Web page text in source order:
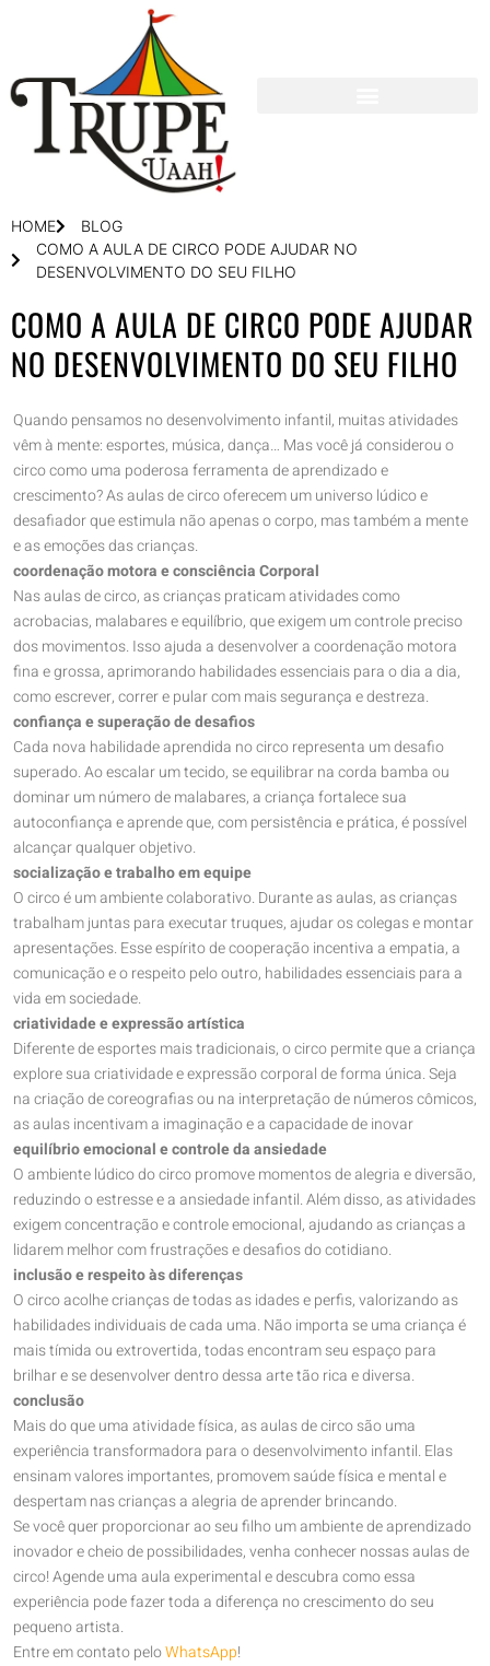
HOME
BLOG
COMO A AULA DE CIRCO PODE AJUDAR NO
DESENVOLVIMENTO DO SEU FILHO
COMO A AULA DE CIRCO PODE AJUDAR
NO DESENVOLVIMENTO DO SEU FILHO
Quando pensamos no desenvolvimento infantil, muitas atividades
vêm à mente: esportes, música, dança… Mas você já considerou o
circo como uma poderosa ferramenta de aprendizado e
crescimento? As aulas de circo oferecem um universo lúdico e
desafiador que estimula não apenas o corpo, mas também a mente
e as emoções das crianças.
coordenação motora e consciência Corporal
Nas aulas de circo, as crianças praticam atividades como
acrobacias, malabares e equilíbrio, que exigem um controle preciso
dos movimentos. Isso ajuda a desenvolver a coordenação motora
fina e grossa, aprimorando habilidades essenciais para o dia a dia,
como escrever, correr e pular com mais segurança e destreza.
confiança e superação de desafios
Cada nova habilidade aprendida no circo representa um desafio
superado. Ao escalar um tecido, se equilibrar na corda bamba ou
dominar um número de malabares, a criança fortalece sua
autoconfiança e aprende que, com persistência e prática, é possível
alcançar qualquer objetivo.
socialização e trabalho em equipe
O circo é um ambiente colaborativo. Durante as aulas, as crianças
trabalham juntas para executar truques, ajudar os colegas e montar
apresentações. Esse espírito de cooperação incentiva a empatia, a
comunicação e o respeito pelo outro, habilidades essenciais para a
vida em sociedade.
criatividade e expressão artística
Diferente de esportes mais tradicionais, o circo permite que a criança
explore sua criatividade e expressão corporal de forma única. Seja
na criação de coreografias ou na interpretação de números cômicos,
as aulas incentivam a imaginação e a capacidade de inovar
equilíbrio emocional e controle da ansiedade
O ambiente lúdico do circo promove momentos de alegria e diversão,
reduzindo o estresse e a ansiedade infantil. Além disso, as atividades
exigem concentração e controle emocional, ajudando as crianças a
lidarem melhor com frustrações e desafios do cotidiano.
inclusão e respeito às diferenças
O circo acolhe crianças de todas as idades e perfis, valorizando as
habilidades individuais de cada uma. Não importa se uma criança é
mais tímida ou extrovertida, todas encontram seu espaço para
brilhar e se desenvolver dentro dessa arte tão rica e diversa.
conclusão
Mais do que uma atividade física, as aulas de circo são uma
experiência transformadora para o desenvolvimento infantil. Elas
ensinam valores importantes, promovem saúde física e mental e
despertam nas crianças a alegria de aprender brincando.
Se você quer proporcionar ao seu filho um ambiente de aprendizado
inovador e cheio de possibilidades, venha conhecer nossas aulas de
circo! Agende uma aula experimental e descubra como essa
experiência pode fazer toda a diferença no crescimento do seu
pequeno artista.
Entre em contato peloWhatsApp!